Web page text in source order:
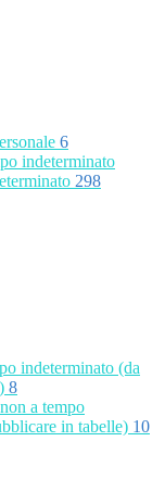
6
indeterminato
298
indeterminato (da
8
a tempo
in tabelle) 10